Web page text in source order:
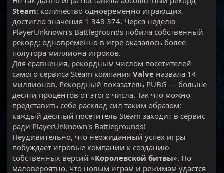
Steam: количество одновременно играющих
достигло значения 1 348 374. Через неделю
PlayerUnknown's Battlegrounds побила собственный
рекорд: одновременно в игре оказалось более
полутора миллиона игроков.
Для сравнения, рекордным числом посетителей
самого сервиса Steam компания Valve назвала 14
миллионов. Рекордный показатель PUBG — больше
десяти процентов от этого числа. Так что можно
представить себе расклад сил таким образом:
каждый десятый посетитель Steam заходит в сервис
ради PlayerUnknown's Battlegrounds!
Неудивительно, что неожиданный успех игры
побуждает игровые компании к созданию
собственных версий «Королевской битвы». Но
маловероятно, что новым играм и режимам удастся